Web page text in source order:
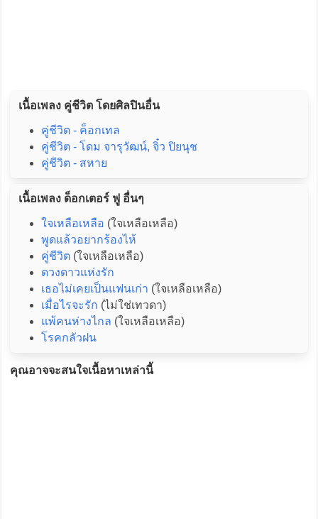
เนื้อเพลง คู่ชีวิต โดยศิลปินอื่น
คู่ชีวิต - ค็อกเทล
คู่ชีวิต - โดม จารุวัฒน์, จิ๋ว ปิยนุช
คู่ชีวิต - สหาย
เนื้อเพลง ด็อกเตอร์ ฟู อื่นๆ
ใจเหลือเหลือ (ใจเหลือเหลือ)
พูดแล้วอยากร้องไห้
คู่ชีวิต(ใจเหลือเหลือ)
ดวงดาวแห่งรัก
เธอไม่เคยเป็นแฟนเก่า (ใจเหลือเหลือ)
เมื่อไรจะรัก (ไม่ใช่เทวดา)
แพ้คนห่างไกล (ใจเหลือเหลือ)
โรคกลัวฝน
คุณอาจจะสนใจเนื้อหาเหล่านี้